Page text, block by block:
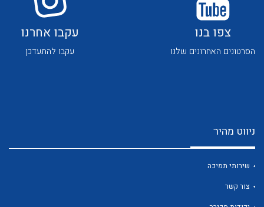
לכל מוצרי היצרן לכל מוצרי היצרן
לכל מוצרי היצרן
צפו בנו
הסרטונים האחרונים שלנו
עקבו אחרנו
עקבו להתעדכן
ניווט מהיר
שירותי תמיכה
צור קשר